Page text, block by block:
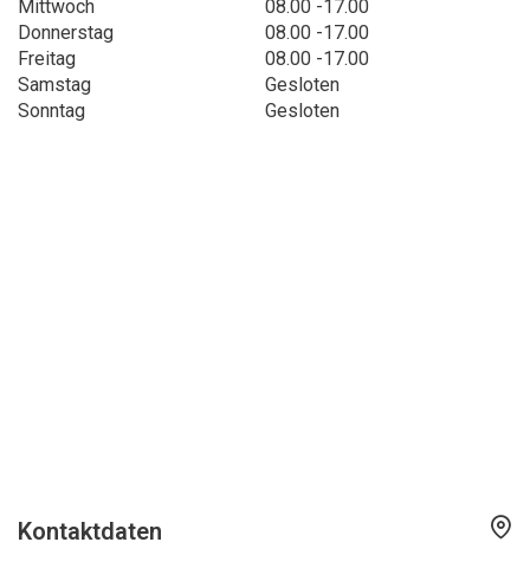
Mittwoch
08.00 -17.00
Donnerstag
08.00 -17.00
Freitag
08.00 -17.00
Samstag
Gesloten
Sonntag
Gesloten
Kontaktdaten